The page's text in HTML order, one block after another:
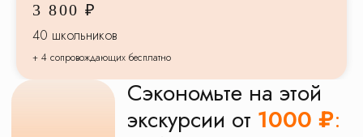
3 800 ₽
40 школьников
+ 4 сопровождающих бесплатно
Получить расчет на электричке